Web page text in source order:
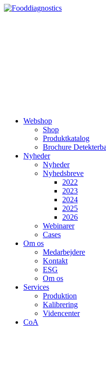
Videre
Webshop
Shop
Produktkatalog
Brochure
Nyheder
Nyheder
Nyhedsbreve
2022
2023
2024
2025
2026
Webinarer
Cases
Om os
Medarbejdere
Kontakt
ESG
Om os
Services
Produktion
Kalibrering
Videncenter
CoA